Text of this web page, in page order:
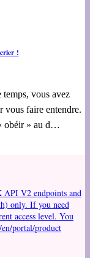
!
vous avez
vous faire entendre.
obéir » au d…
API V2 endpoints and
only. If you need
access level. You
portal/product